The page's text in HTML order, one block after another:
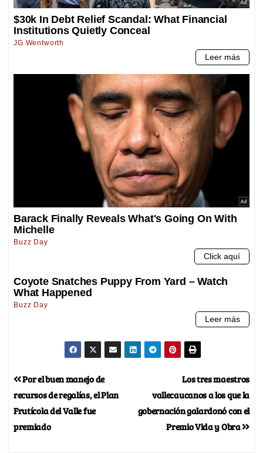
Los tres maestros
vallecaucanos a los que la
gobernación galardonó con el
Premio Vida y Obra
Por el buen manejo de
recursos de regalías, el Plan
Frutícola del Valle fue
premiado